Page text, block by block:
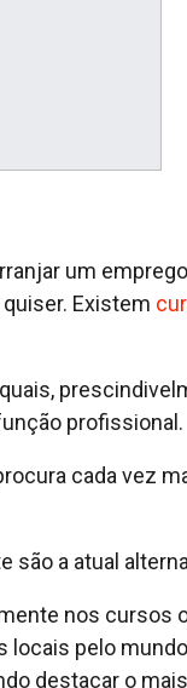
um emprego
Existem
profissional.
cada vez
são a atual
nos cursos
locais pelo
destacar o